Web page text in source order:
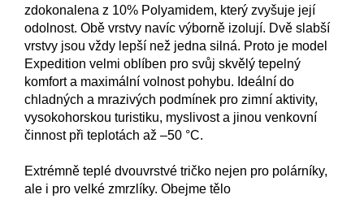
zdokonalena z 10% Polyamidem, který zvyšuje její
odolnost. Obě vrstvy navíc výborně izolují. Dvě slabší
vrstvy jsou vždy lepší než jedna silná. Proto je model
Expedition velmi oblíben pro svůj skvělý tepelný
komfort a maximální volnost pohybu. Ideální do
chladných a mrazivých podmínek pro zimní aktivity,
vysokohorskou turistiku, myslivost a jinou venkovní
činnost při teplotách až –50 °C.
Extrémně teplé dvouvrstvé tričko nejen pro polárníky,
ale i pro velké zmrzlíky. Obejme tělo